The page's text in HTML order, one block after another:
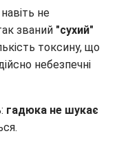
не
званий "сухий"
токсину, що
небезпечні
гадюка не шукає